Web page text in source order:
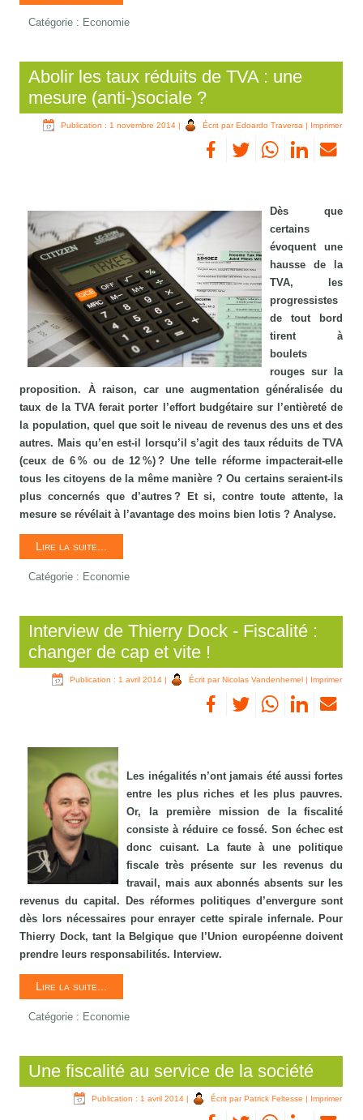
Catégorie : Economie
Abolir les taux réduits de TVA : une
mesure (anti-)sociale ?
Publication : 1 novembre 2014 | Écrit par Edoardo Traversa | Imprimer
Dès que
certains
évoquent une
hausse de la
TVA, les
progressistes
de tout bord
tirent à
boulets
rouges sur la
proposition. À raison, car une augmentation généralisée du
taux de la TVA ferait porter l’effort budgétaire sur l’entièreté de
la population, quel que soit le niveau de revenus des uns et des
autres. Mais qu’en est-il lorsqu’il s’agit des taux réduits de TVA
(ceux de 6 % ou de 12 %) ? Une telle réforme impacterait-elle
tous les citoyens de la même manière ? Ou certains seraient-ils
plus concernés que d’autres ? Et si, contre toute attente, la
mesure se révélait à l’avantage des moins bien lotis ? Analyse.
Lire la suite...
Catégorie : Economie
Interview de Thierry Dock - Fiscalité :
changer de cap et vite !
Publication : 1 avril 2014 | Écrit par Nicolas Vandenhemel | Imprimer
Les inégalités n’ont jamais été aussi fortes
entre les plus riches et les plus pauvres.
Or, la première mission de la fiscalité
consiste à réduire ce fossé. Son échec est
donc cuisant. La faute à une politique
fiscale très présente sur les revenus du
travail, mais aux abonnés absents sur les
revenus du capital. Des réformes politiques d’envergure sont
dès lors nécessaires pour enrayer cette spirale infernale. Pour
Thierry Dock, tant la Belgique que l’Union européenne doivent
prendre leurs responsabilités. Interview.
Lire la suite...
Catégorie : Economie
Une fiscalité au service de la société
Publication : 1 avril 2014 | Écrit par Patrick Feltesse | Imprimer